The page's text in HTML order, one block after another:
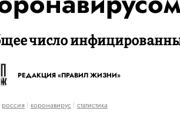
число
РЕДАКЦИЯ «ПРАВИЛ ЖИЗНИ»
россия коронавирус статистика